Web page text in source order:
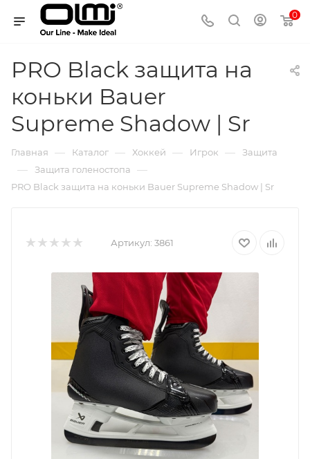
0
PRO Black защита на
коньки Bauer
Supreme Shadow | Sr
Главная — Каталог — Хоккей — Игрок — Защита
— Защита голеностопа —
PRO Black защита на коньки Bauer Supreme Shadow | Sr
Артикул: 3861